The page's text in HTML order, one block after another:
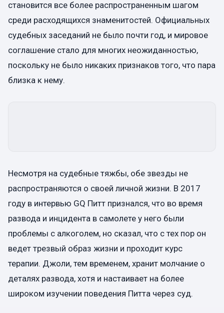
становится все более распространенным шагом
среди расходящихся знаменитостей. Официальных
судебных заседаний не было почти год, и мировое
соглашение стало для многих неожиданностью,
поскольку не было никаких признаков того, что пара
близка к нему.
Несмотря на судебные тяжбы, обе звезды не
распространяются о своей личной жизни. В 2017
году в интервью GQ Питт признался, что во время
развода и инцидента в самолете у него были
проблемы с алкоголем, но сказал, что с тех пор он
ведет трезвый образ жизни и проходит курс
терапии. Джоли, тем временем, хранит молчание о
деталях развода, хотя и настаивает на более
широком изучении поведения Питта через суд.